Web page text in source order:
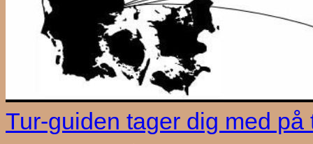
Tur-guiden tager dig med